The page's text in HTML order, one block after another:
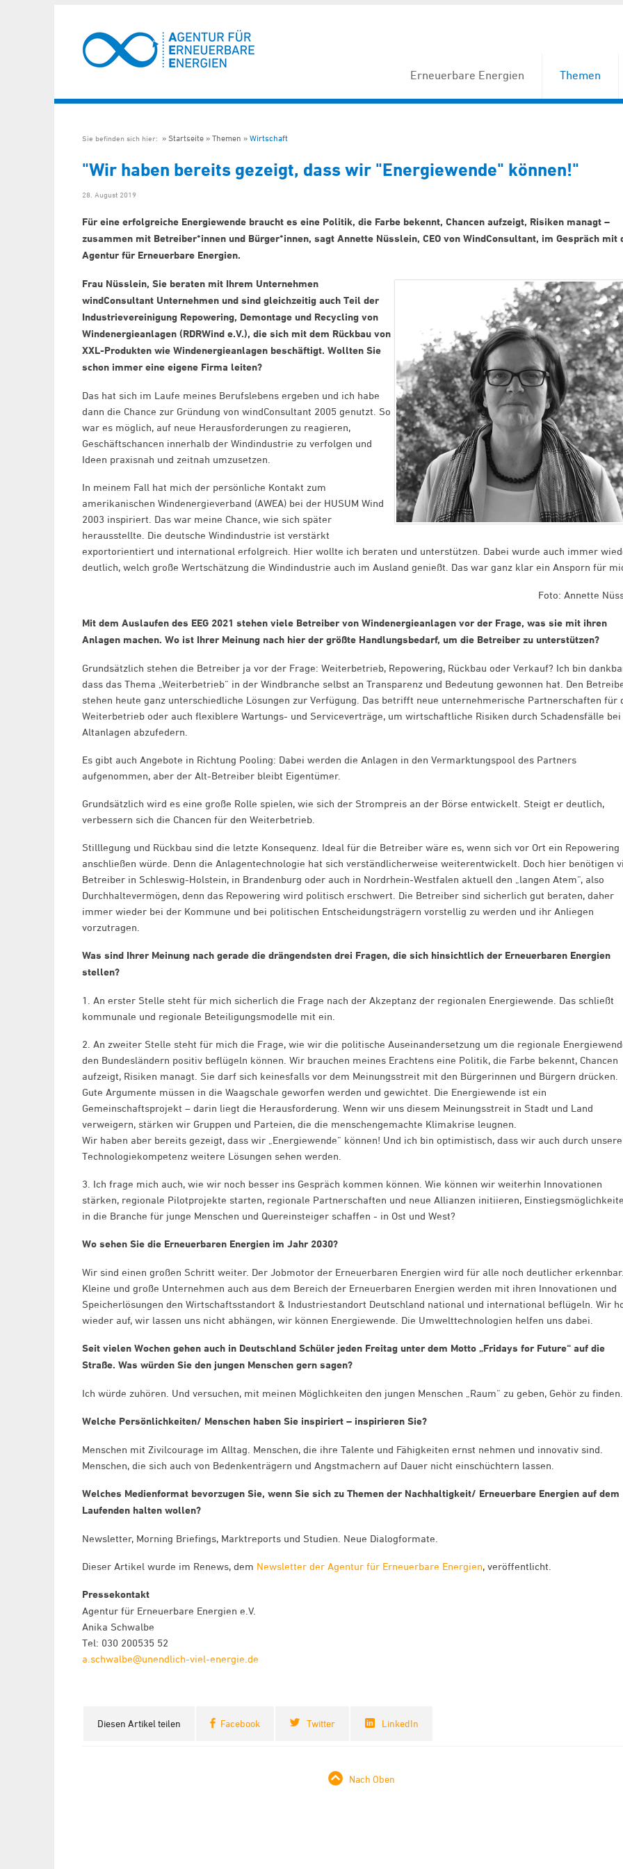
Erneuerbare Energien Themen
Sie befinden sich hier: Startseite Themen Wirtschaft
"Wir haben bereits gezeigt, dass wir "Energiewende" können!"
28. August 2019
Für eine erfolgreiche Energiewende braucht es eine Politik, die Farbe bekennt, Chancen aufzeigt, Risiken managt –
zusammen mit Betreiber*innen und Bürger*innen, sagt Annette Nüsslein, CEO von WindConsultant, im Gespräch mit
Agentur für Erneuerbare Energien.
Frau Nüsslein, Sie beraten mit Ihrem Unternehmen
windConsultant Unternehmen und sind gleichzeitig auch Teil der
Industrievereinigung Repowering, Demontage und Recycling von
Windenergieanlagen (RDRWind e.V.), die sich mit dem Rückbau von
XXL-Produkten wie Windenergieanlagen beschäftigt. Wollten Sie
schon immer eine eigene Firma leiten?
Das hat sich im Laufe meines Berufslebens ergeben und ich habe
dann die Chance zur Gründung von windConsultant 2005 genutzt. So
war es möglich, auf neue Herausforderungen zu reagieren,
Geschäftschancen innerhalb der Windindustrie zu verfolgen und
Ideen praxisnah und zeitnah umzusetzen.
In meinem Fall hat mich der persönliche Kontakt zum
amerikanischen Windenergieverband (AWEA) bei der HUSUM Wind
2003 inspiriert. Das war meine Chance, wie sich später
herausstellte. Die deutsche Windindustrie ist verstärkt
exportorientiert und international erfolgreich. Hier wollte ich beraten und unterstützen. Dabei wurde auch immer
deutlich, welch große Wertschätzung die Windindustrie auch im Ausland genießt. Das war ganz klar ein Ansporn für
Foto: Annette
Mit dem Auslaufen des EEG 2021 stehen viele Betreiber von Windenergieanlagen vor der Frage, was sie mit ihren
Anlagen machen. Wo ist Ihrer Meinung nach hier der größte Handlungsbedarf, um die Betreiber zu unterstützen?
Grundsätzlich stehen die Betreiber ja vor der Frage: Weiterbetrieb, Repowering, Rückbau oder Verkauf? Ich bin
dass das Thema „Weiterbetrieb“ in der Windbranche selbst an Transparenz und Bedeutung gewonnen hat. Den
stehen heute ganz unterschiedliche Lösungen zur Verfügung. Das betrifft neue unternehmerische Partnerschaften für
Weiterbetrieb oder auch flexiblere Wartungs- und Serviceverträge, um wirtschaftliche Risiken durch Schadensfälle bei
Altanlagen abzufedern.
Es gibt auch Angebote in Richtung Pooling: Dabei werden die Anlagen in den Vermarktungspool des Partners
aufgenommen, aber der Alt-Betreiber bleibt Eigentümer.
Grundsätzlich wird es eine große Rolle spielen, wie sich der Strompreis an der Börse entwickelt. Steigt er deutlich,
verbessern sich die Chancen für den Weiterbetrieb.
Stilllegung und Rückbau sind die letzte Konsequenz. Ideal für die Betreiber wäre es, wenn sich vor Ort ein Repowering
anschließen würde. Denn die Anlagentechnologie hat sich verständlicherweise weiterentwickelt. Doch hier benötigen
Betreiber in Schleswig-Holstein, in Brandenburg oder auch in Nordrhein-Westfalen aktuell den „langen Atem“, also
Durchhaltevermögen, denn das Repowering wird politisch erschwert. Die Betreiber sind sicherlich gut beraten, daher
immer wieder bei der Kommune und bei politischen Entscheidungsträgern vorstellig zu werden und ihr Anliegen
vorzutragen.
Was sind Ihrer Meinung nach gerade die drängendsten drei Fragen, die sich hinsichtlich der Erneuerbaren Energien
stellen?
1. An erster Stelle steht für mich sicherlich die Frage nach der Akzeptanz der regionalen Energiewende. Das schließt
kommunale und regionale Beteiligungsmodelle mit ein.
2. An zweiter Stelle steht für mich die Frage, wie wir die politische Auseinandersetzung um die regionale
den Bundesländern positiv beflügeln können. Wir brauchen meines Erachtens eine Politik, die Farbe bekennt, Chancen
aufzeigt, Risiken managt. Sie darf sich keinesfalls vor dem Meinungsstreit mit den Bürgerinnen und Bürgern drücken.
Gute Argumente müssen in die Waagschale geworfen werden und gewichtet. Die Energiewende ist ein
Gemeinschaftsprojekt – darin liegt die Herausforderung. Wenn wir uns diesem Meinungsstreit in Stadt und Land
verweigern, stärken wir Gruppen und Parteien, die die menschengemachte Klimakrise leugnen.
Wir haben aber bereits gezeigt, dass wir „Energiewende“ können! Und ich bin optimistisch, dass wir auch durch unsere
Technologiekompetenz weitere Lösungen sehen werden.
3. Ich frage mich auch, wie wir noch besser ins Gespräch kommen können. Wie können wir weiterhin Innovationen
stärken, regionale Pilotprojekte starten, regionale Partnerschaften und neue Allianzen initiieren,
in die Branche für junge Menschen und Quereinsteiger schaffen - in Ost und West?
Wo sehen Sie die Erneuerbaren Energien im Jahr 2030?
Wir sind einen großen Schritt weiter. Der Jobmotor der Erneuerbaren Energien wird für alle noch deutlicher erkennbar.
Kleine und große Unternehmen auch aus dem Bereich der Erneuerbaren Energien werden mit ihren Innovationen und
Speicherlösungen den Wirtschaftsstandort & Industriestandort Deutschland national und international beflügeln. Wir
wieder auf, wir lassen uns nicht abhängen, wir können Energiewende. Die Umwelttechnologien helfen uns dabei.
Seit vielen Wochen gehen auch in Deutschland Schüler jeden Freitag unter dem Motto „Fridays for Future“ auf die
Straße. Was würden Sie den jungen Menschen gern sagen?
Ich würde zuhören. Und versuchen, mit meinen Möglichkeiten den jungen Menschen „Raum“ zu geben, Gehör zu finden.
Welche Persönlichkeiten/ Menschen haben Sie inspiriert – inspirieren Sie?
Menschen mit Zivilcourage im Alltag. Menschen, die ihre Talente und Fähigkeiten ernst nehmen und innovativ sind.
Menschen, die sich auch von Bedenkenträgern und Angstmachern auf Dauer nicht einschüchtern lassen.
Welches Medienformat bevorzugen Sie, wenn Sie sich zu Themen der Nachhaltigkeit/ Erneuerbare Energien auf dem
Laufenden halten wollen?
Newsletter, Morning Briefings, Marktreports und Studien. Neue Dialogformate.
Dieser Artikel wurde im Renews, dem Newsletter der Agentur für Erneuerbare Energien, veröffentlicht.
Pressekontakt
Agentur für Erneuerbare Energien e.V.
Anika Schwalbe
Tel: 030 200535 52
a.schwalbe@unendlich-viel-energie.de
Diesen Artikel teilen Facebook Twitter LinkedIn
Nach Oben